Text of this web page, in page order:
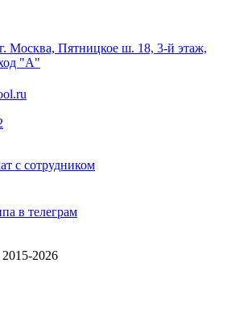
Москва, Пятницкое ш. 18, 3-й этаж,
"А"
с сотрудником
в телеграм
2026